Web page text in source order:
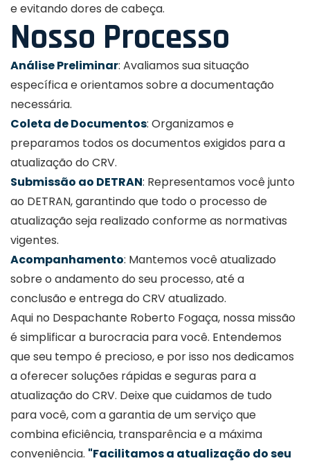
e evitando dores de cabeça.
Nosso Processo
Análise Preliminar: Avaliamos sua situação
específica e orientamos sobre a documentação
necessária.
Coleta de Documentos: Organizamos e
preparamos todos os documentos exigidos para a
atualização do CRV.
Submissão ao DETRAN: Representamos você junto
ao DETRAN, garantindo que todo o processo de
atualização seja realizado conforme as normativas
vigentes.
Acompanhamento: Mantemos você atualizado
sobre o andamento do seu processo, até a
conclusão e entrega do CRV atualizado.
Aqui no Despachante Roberto Fogaça, nossa missão
é simplificar a burocracia para você. Entendemos
que seu tempo é precioso, e por isso nos dedicamos
a oferecer soluções rápidas e seguras para a
atualização do CRV. Deixe que cuidamos de tudo
para você, com a garantia de um serviço que
combina eficiência, transparência e a máxima
conveniência. "Facilitamos a atualização do seu